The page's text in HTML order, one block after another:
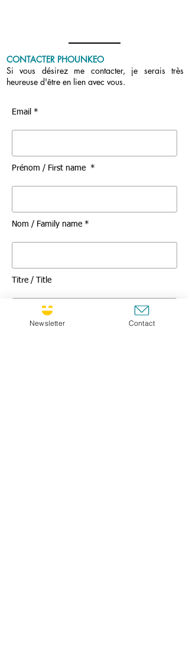
CONTACTER PHOUNKEO
Si vous désirez me contacter, je serais très
heureuse d'être en lien avec vous.
Email *
Prénom / First name *
Nom / Family name *
Titre / Title
Newsletter Contact